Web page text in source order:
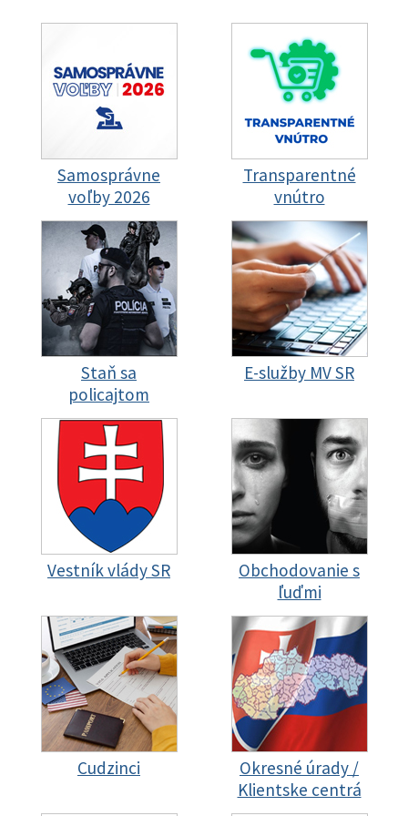
Samosprávne
voľby 2026
Transparentné
vnútro
Staň sa
policajtom
E-služby MV SR
Vestník vlády SR
Obchodovanie s
ľuďmi
Cudzinci
Okresné úrady /
Klientske centrá